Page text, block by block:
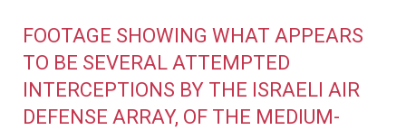
FOOTAGE SHOWING WHAT APPEARS
TO BE SEVERAL ATTEMPTED
INTERCEPTIONS BY THE ISRAELI AIR
DEFENSE ARRAY, OF THE MEDIUM-